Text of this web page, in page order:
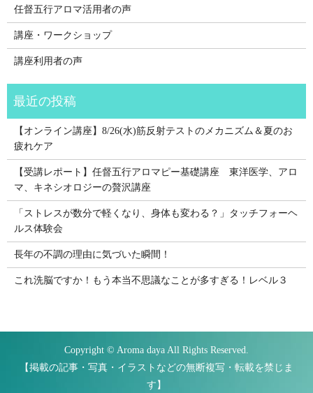
任督五行アロマ活用者の声
講座・ワークショップ
講座利用者の声
【オンライン講座】8/26(水)筋反射テストのメカニズム＆夏のお
疲れケア
【受講レポート】任督五行アロマピー基礎講座 東洋医学、アロ
マ、キネシオロジーの贅沢講座
「ストレスが数分で軽くなり、身体も変わる？」タッチフォーヘ
ルス体験会
長年の不調の理由に気づいた瞬間！
これ洗脳ですか！もう本当不思議なことが多すぎる！レベル３
Copyright © Aroma daya All Rights Reserved.
【掲載の記事・写真・イラストなどの無断複写・転載を禁じま
す】